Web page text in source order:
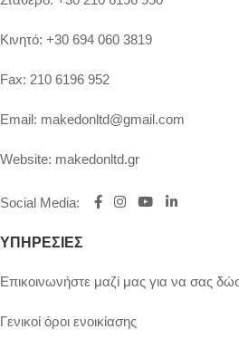
Κινητό: +30 694 060 3819
Fax: 210 6196 952
Email: makedonltd@gmail.com
Website: makedonltd.gr
Social Media:
ΥΠΗΡΕΣΙΕΣ
Επικοινωνήστε μαζί μας για να σας
Γενικοί όροι ενοικίασης